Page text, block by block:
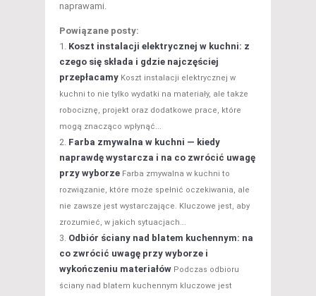
naprawami.
Powiązane posty:
Koszt instalacji elektrycznej w kuchni: z
czego się składa i gdzie najczęściej
przepłacamy Koszt instalacji elektrycznej w
kuchni to nie tylko wydatki na materiały, ale także
robociznę, projekt oraz dodatkowe prace, które
mogą znacząco wpłynąć...
Farba zmywalna w kuchni — kiedy
naprawdę wystarcza i na co zwrócić uwagę
przy wyborze Farba zmywalna w kuchni to
rozwiązanie, które może spełnić oczekiwania, ale
nie zawsze jest wystarczające. Kluczowe jest, aby
zrozumieć, w jakich sytuacjach...
Odbiór ściany nad blatem kuchennym: na
co zwrócić uwagę przy wyborze i
wykończeniu materiałów Podczas odbioru
ściany nad blatem kuchennym kluczowe jest